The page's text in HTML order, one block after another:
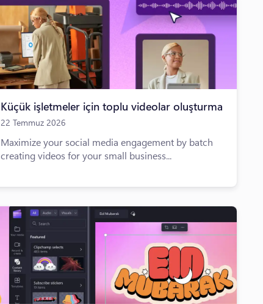
Küçük işletmeler için toplu videolar oluşturma
22 Temmuz 2026
Maximize your social media engagement by batch
creating videos for your small business...